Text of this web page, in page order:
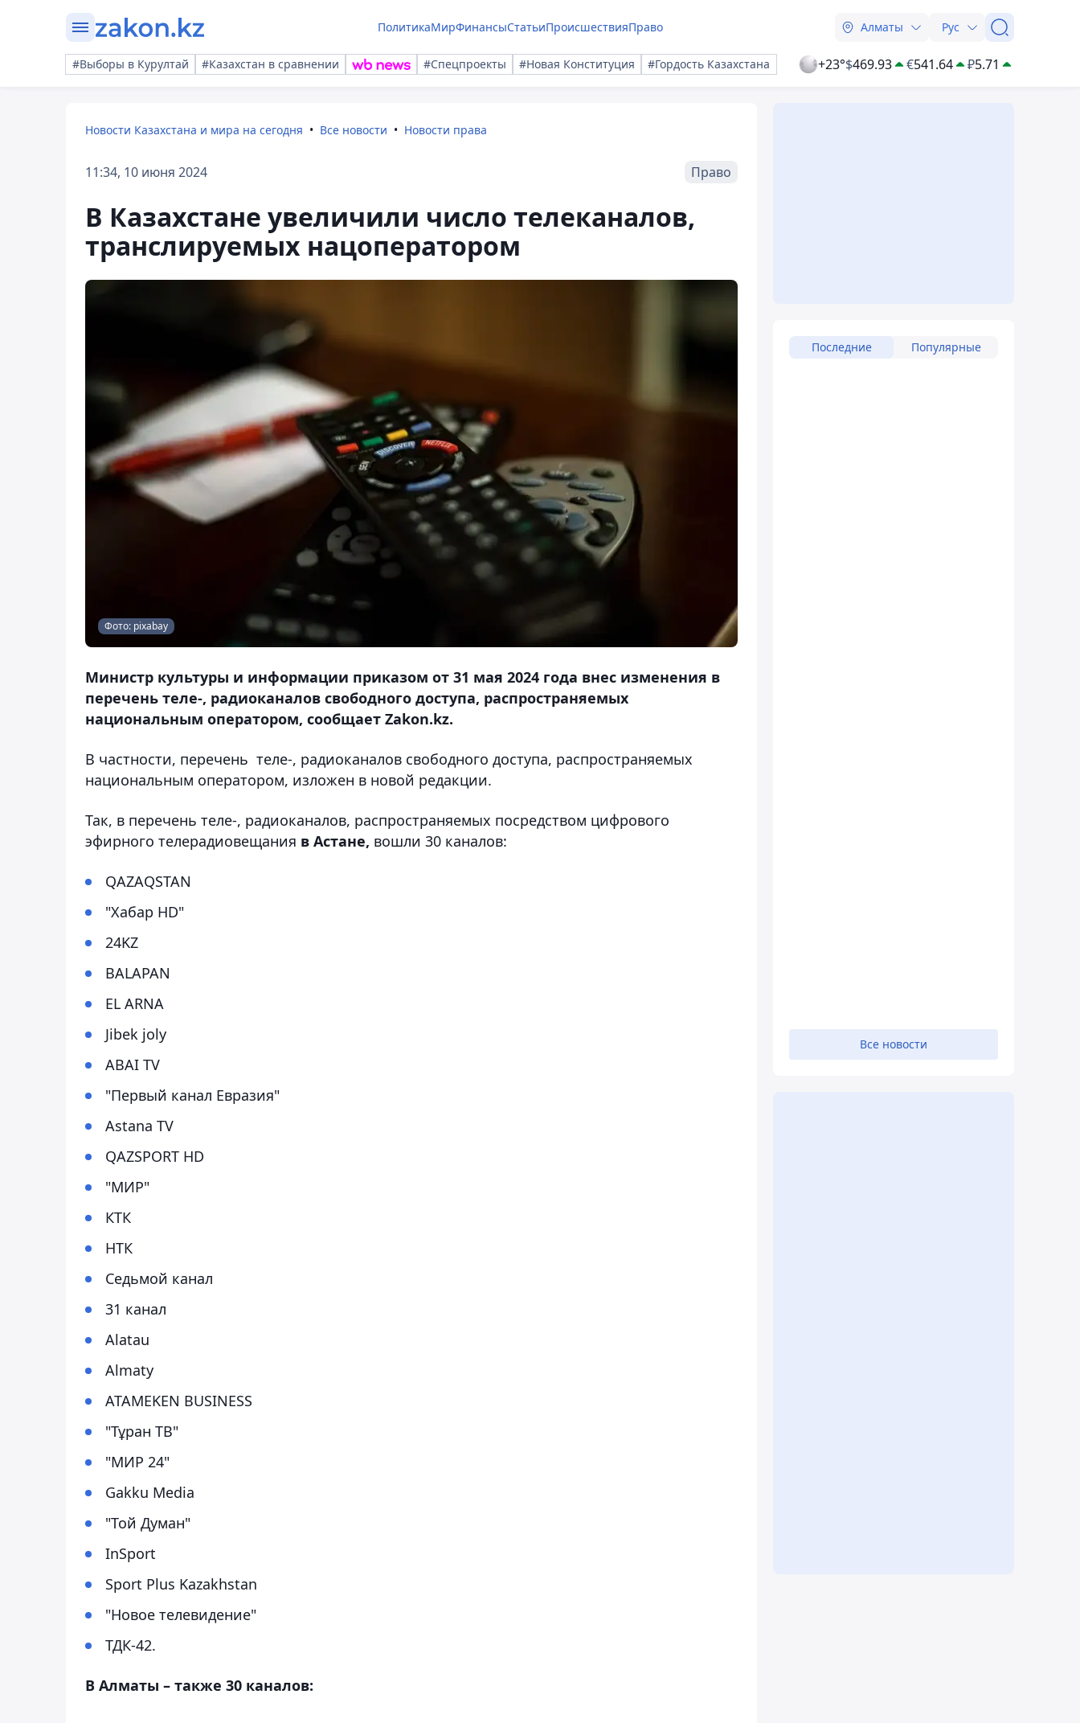
ПолитикаМирФинансыСтатьиПроисшествияПраво Алматы Рус
#Выборы в Курултай #Казахстан в сравнении #Спецпроекты #Новая Конституция #Гордость Казахстана +23°$469.93 €541.64 ₽5.71
Новости Казахстана и мира на сегодня Все новости Новости права
11:34, 10 июня 2024 Право
В Казахстане увеличили число телеканалов,
транслируемых нацоператором
Фото: pixabay
Министр культуры и информации приказом от 31 мая 2024 года внес изменения в
перечень теле-, радиоканалов свободного доступа, распространяемых
национальным оператором, сообщает Zakon.kz.
В частности, перечень теле-, радиоканалов свободного доступа, распространяемых
национальным оператором, изложен в новой редакции.
Так, в перечень теле-, радиоканалов, распространяемых посредством цифрового
эфирного телерадиовещания в Астане, вошли 30 каналов:
QAZAQSTAN
"Хабар HD"
24KZ
BALAPAN
EL ARNA
Jibek joly
ABAI TV
"Первый канал Евразия"
Astana TV
QAZSPORT HD
"МИР"
КТК
НТК
Седьмой канал
31 канал
Alatau
Almaty
ATAMEKEN BUSINESS
"Тұран ТВ"
"МИР 24"
Gakku Media
"Той Думан"
InSport
Sport Plus Kazakhstan
"Новое телевидение"
ТДК-42.
В Алматы – также 30 каналов:
Последние Популярные
Все новости